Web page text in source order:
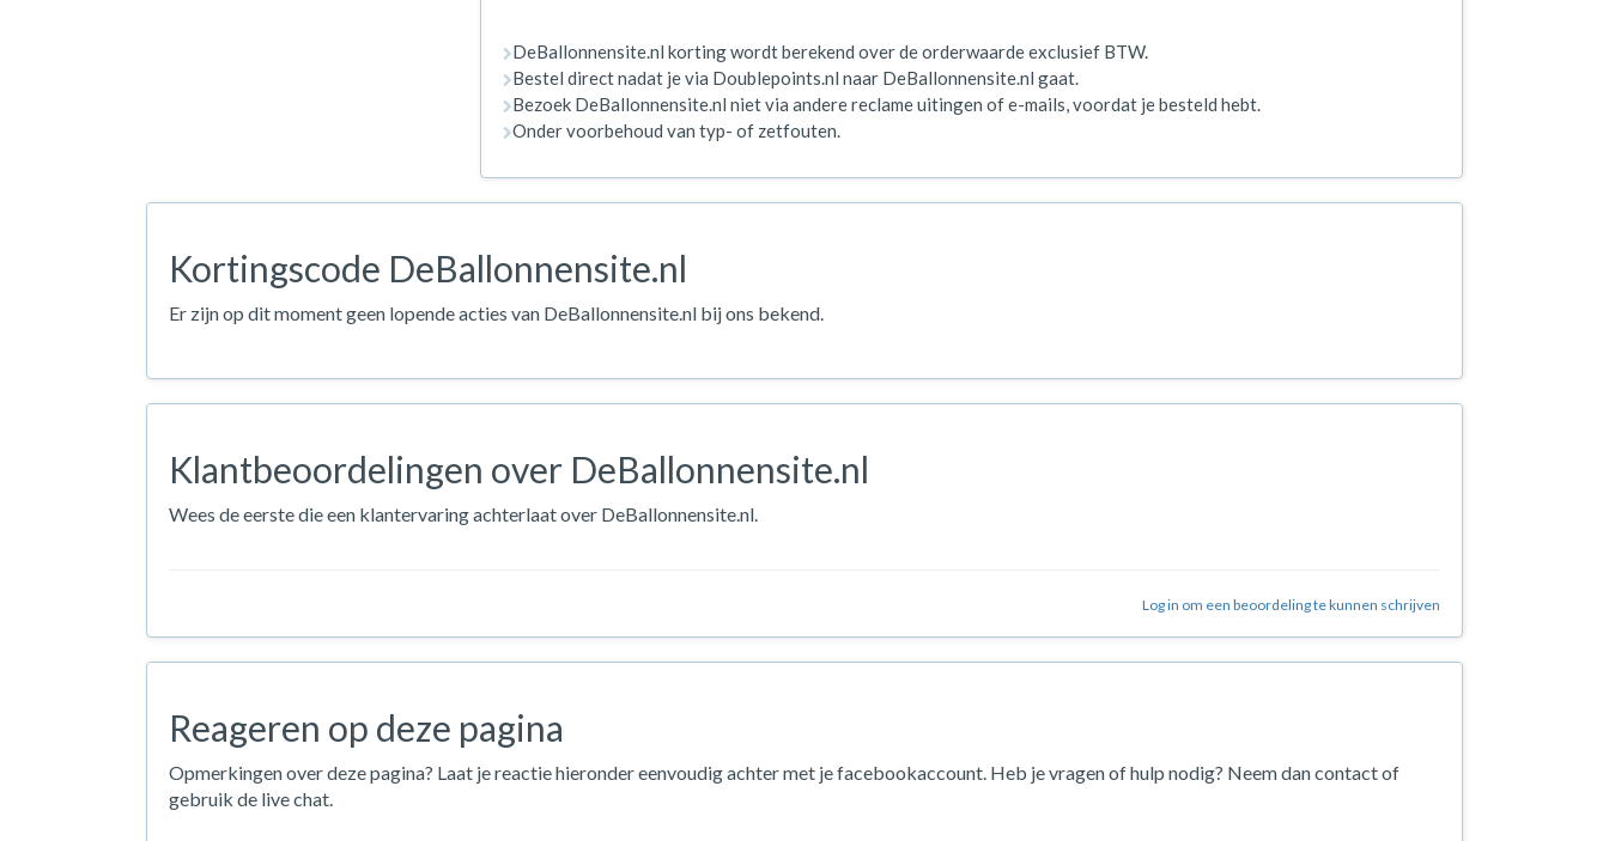
DeBallonnensite.nl korting wordt berekend over de orderwaarde exclusief BTW.
Bestel direct nadat je via Doublepoints.nl naar DeBallonnensite.nl gaat.
Bezoek DeBallonnensite.nl niet via andere reclame uitingen of e-mails, voordat je besteld hebt.
Onder voorbehoud van typ- of zetfouten.
Kortingscode DeBallonnensite.nl
Er zijn op dit moment geen lopende acties van DeBallonnensite.nl bij ons bekend.
Klantbeoordelingen over DeBallonnensite.nl
Wees de eerste die een klantervaring achterlaat over DeBallonnensite.nl.
Log in om een beoordeling te kunnen schrijven
Reageren op deze pagina
Opmerkingen over deze pagina? Laat je reactie hieronder eenvoudig achter met je facebookaccount. Heb je vragen of hulp nodig? Neem dan contact of
gebruik de live chat.